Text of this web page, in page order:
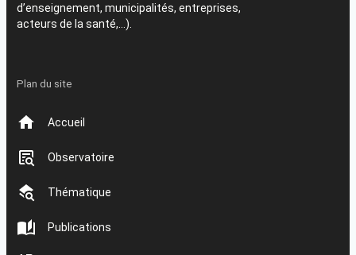
d’enseignement, municipalités, entreprises,
acteurs de la santé,…).
Plan du site
Accueil
Observatoire
Thématique
Publications